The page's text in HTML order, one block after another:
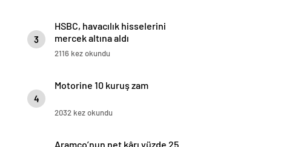
3
HSBC, havacılık hisselerini
mercek altına aldı
2116 kez okundu
4
Motorine 10 kuruş zam
2032 kez okundu
Aramco’nun net kârı yüzde 25